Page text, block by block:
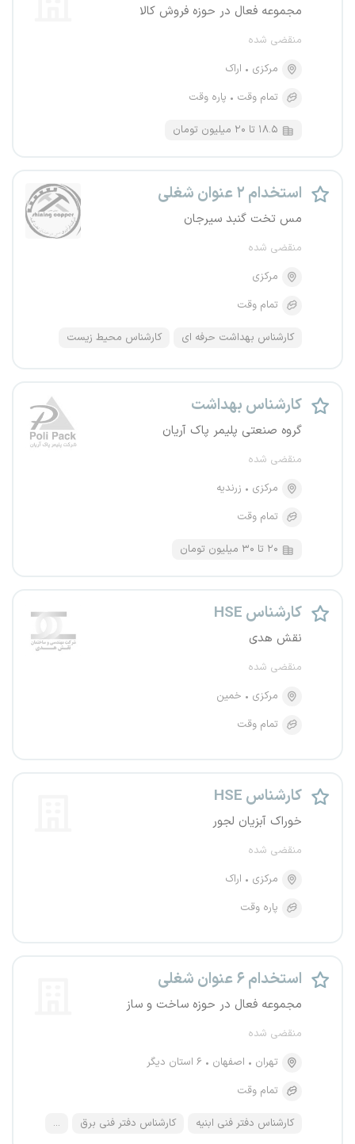
مجموعه فعال در حوزه فروش کالا
منقضی شده
مرکزی
اراک
تمام وقت
پاره وقت
۱۸.۵ تا ۲۰ میلیون تومان
استخدام ۲ عنوان شغلی
مس تخت گنبد سیرجان
منقضی شده
مرکزی
تمام وقت
کارشناس بهداشت حرفه ای کارشناس محیط زیست
کارشناس بهداشت
گروه صنعتی پلیمر پاک آریان
منقضی شده
مرکزی
زرندیه
تمام وقت
۲۰ تا ۳۰ میلیون تومان
کارشناس HSE
نقش هدی
منقضی شده
مرکزی
خمین
تمام وقت
کارشناس HSE
خوراک آبزیان لجور
منقضی شده
مرکزی
اراک
پاره وقت
استخدام ۶ عنوان شغلی
مجموعه فعال در حوزه ساخت و ساز
منقضی شده
تهران
اصفهان
۶ استان دیگر
تمام وقت
کارشناس دفتر فنی ابنیه کارشناس دفتر فنی برق ...